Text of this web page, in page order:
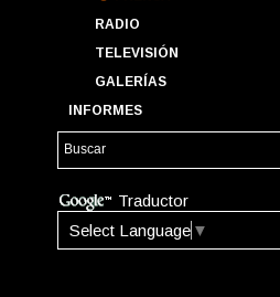
RADIO
TELEVISIÓN
GALERÍAS
INFORMES
Traductor
Select Language ▼